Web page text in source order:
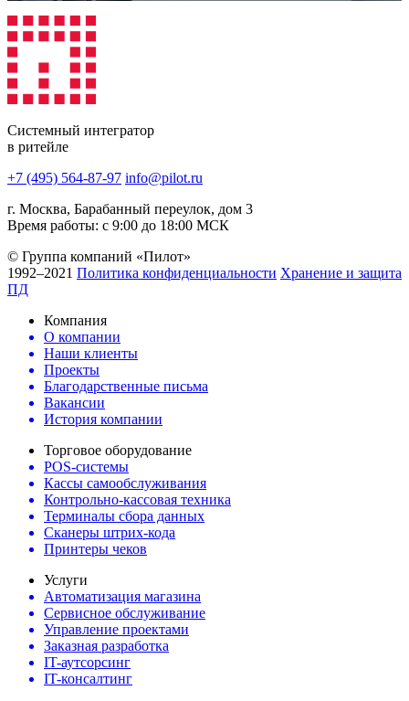
Системный интегратор
в ритейле
+7 (495) 564-87-97 info@pilot.ru
г. Москва, Барабанный переулок, дом 3
Время работы: с 9:00 до 18:00 МСК
© Группа компаний «Пилот»
1992–2021 Политика конфиденциальности Хранение и защита
ПД
Компания
О компании
Наши клиенты
Проекты
Благодарственные письма
Вакансии
История компании
Торговое оборудование
POS-системы
Кассы самообслуживания
Контрольно-кассовая техника
Терминалы сбора данных
Сканеры штрих-кода
Принтеры чеков
Услуги
Автоматизация магазина
Сервисное обслуживание
Управление проектами
Заказная разработка
IT-аутсорсинг
IT-консалтинг